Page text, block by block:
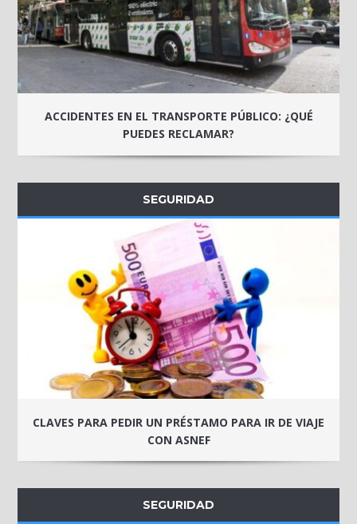
ACCIDENTES EN EL TRANSPORTE PÚBLICO: ¿QUÉ
PUEDES RECLAMAR?
SEGURIDAD
CLAVES PARA PEDIR UN PRÉSTAMO PARA IR DE VIAJE
CON ASNEF
SEGURIDAD